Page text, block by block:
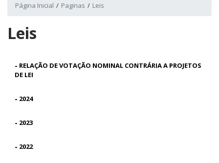
Página Inicial Paginas Leis
Leis
- RELAÇÃO DE VOTAÇÃO NOMINAL CONTRÁRIA A PROJETOS
DE LEI
- 2024
- 2023
- 2022